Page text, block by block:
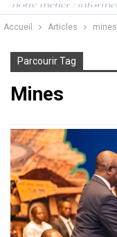
Accueil Articles mines
Parcourir Tag
Mines